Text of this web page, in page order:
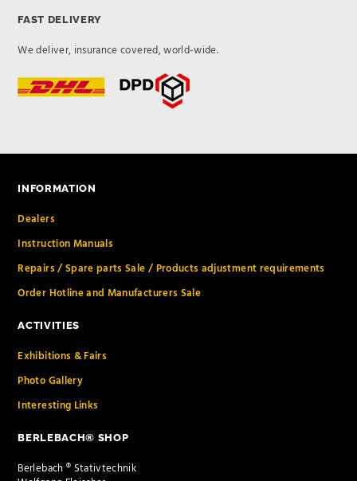
FAST DELIVERY
We deliver, insurance covered, world-wide.
INFORMATION
Dealers
Instruction Manuals
Repairs / Spare parts Sale / Products adjustment requirements
Order Hotline and Manufacturers Sale
ACTIVITIES
Exhibitions & Fairs
Photo Gallery
Interesting Links
BERLEBACH® SHOP
Berlebach ® Stativtechnik